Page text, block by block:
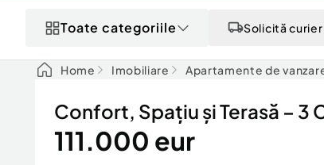
Toate categoriile Solicită curier
Home Imobiliare Apartamente de
Confort, Spațiu și Terasă – 3
111.000 eur